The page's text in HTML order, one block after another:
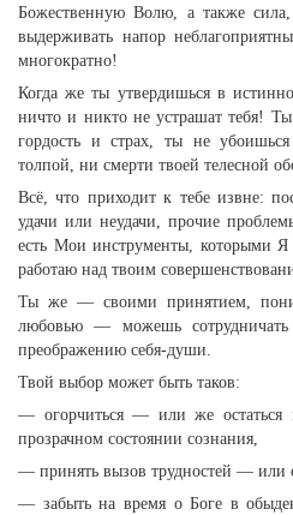
Божественную Волю, а также
выдерживать напор
многократно!
Когда же ты утвердишься в
ничто и никто не устрашат тебя! Ты
гордость и страх, ты не
толпой, ни смерти твоей телесной
Всё, что приходит к тебе извне:
удачи или неудачи, прочие
есть Мои инструменты, которыми
работаю над твоим
Ты же — своими принятием,
любовью — можешь
преображению себя-души.
Твой выбор может быть таков:
— огорчиться — или же
прозрачном состоянии сознания,
— принять вызов трудностей — или
— забыть на время о Боге в